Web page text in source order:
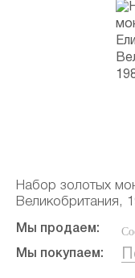
Набор золотых
Великобритания,
Мы продаем:
Мы покупаем: